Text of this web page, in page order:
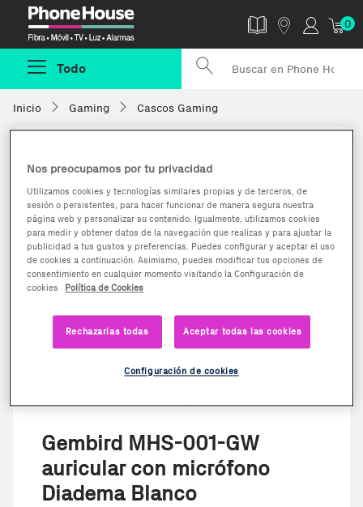
0
Todo
Inicio Gaming Cascos Gaming
Gembird MHS-001-GW
auricular con micrófono
Diadema Blanco
Nos preocupamos por tu privacidad
Utilizamos cookies y tecnologías similares propias y de terceros, de
sesión o persistentes, para hacer funcionar de manera segura nuestra
página web y personalizar su contenido. Igualmente, utilizamos cookies
para medir y obtener datos de la navegación que realizas y para ajustar la
publicidad a tus gustos y preferencias. Puedes configurar y aceptar el uso
de cookies a continuación. Asimismo, puedes modificar tus opciones de
consentimiento en cualquier momento visitando la Configuración de
cookies
Política de Cookies
Rechazarlas todas Aceptar todas las cookies
Configuración de cookies